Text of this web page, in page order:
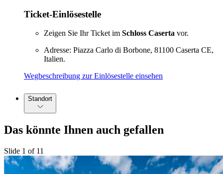
Ticket-Einlösestelle
Zeigen Sie Ihr Ticket im Schloss Caserta vor.
Adresse: Piazza Carlo di Borbone, 81100 Caserta CE,
Italien.
Wegbeschreibung zur Einlösestelle einsehen
Standort
Das könnte Ihnen auch gefallen
Slide 1 of 11